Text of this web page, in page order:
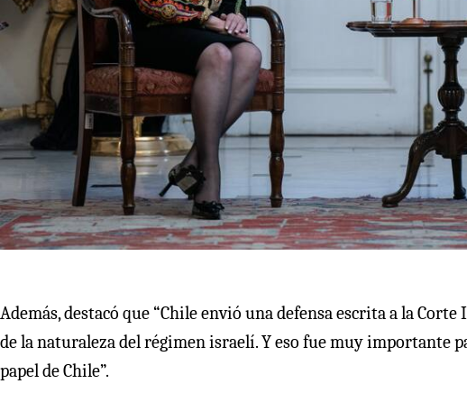
Además, destacó que “Chile envió una defensa escrita a la
de la naturaleza del régimen israelí. Y eso fue muy importante
papel de Chile”.